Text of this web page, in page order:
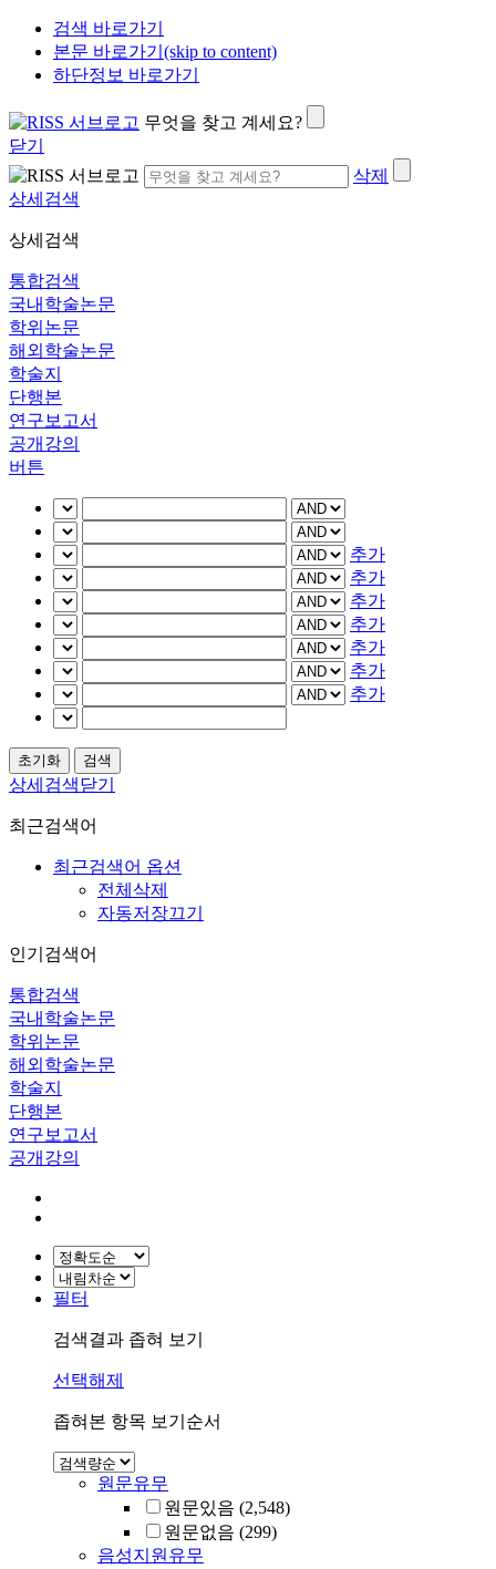
검색 바로가기
본문 바로가기(skip to content)
하단정보 바로가기
무엇을 찾고 계세요?
닫기
삭제
상세검색
상세검색
통합검색
국내학술논문
학위논문
해외학술논문
학술지
단행본
연구보고서
공개강의
버튼
추가
추가
추가
추가
추가
추가
추가
상세검색닫기
최근검색어
최근검색어 옵션
전체삭제
자동저장끄기
인기검색어
통합검색
국내학술논문
학위논문
해외학술논문
학술지
단행본
연구보고서
공개강의
필터
검색결과 좁혀 보기
선택해제
좁혀본 항목 보기순서
원문유무
원문있음 (2,548)
원문없음 (299)
음성지원유무